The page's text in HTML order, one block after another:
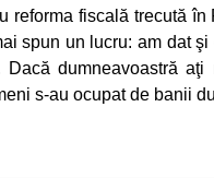
reforma fiscală trecută
spun un lucru: am dat
dumneavoastră
s-au ocupat de banii